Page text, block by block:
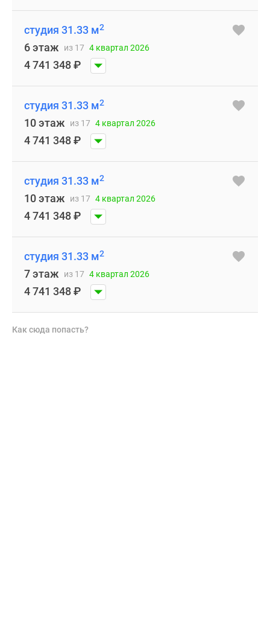
студия 31.33 м2
6 этаж из 17 4 квартал 2026
4 741 348₽
студия 31.33 м2
10 этаж из 17 4 квартал 2026
4 741 348₽
студия 31.33 м2
10 этаж из 17 4 квартал 2026
4 741 348₽
студия 31.33 м2
7 этаж из 17 4 квартал 2026
4 741 348₽
Как сюда попасть?